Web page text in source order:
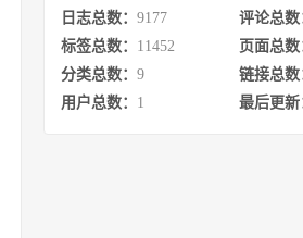
日志总数： 9177 评论总数
标签总数： 11452 页面总数
分类总数： 9 链接总数
用户总数： 1 最后更新